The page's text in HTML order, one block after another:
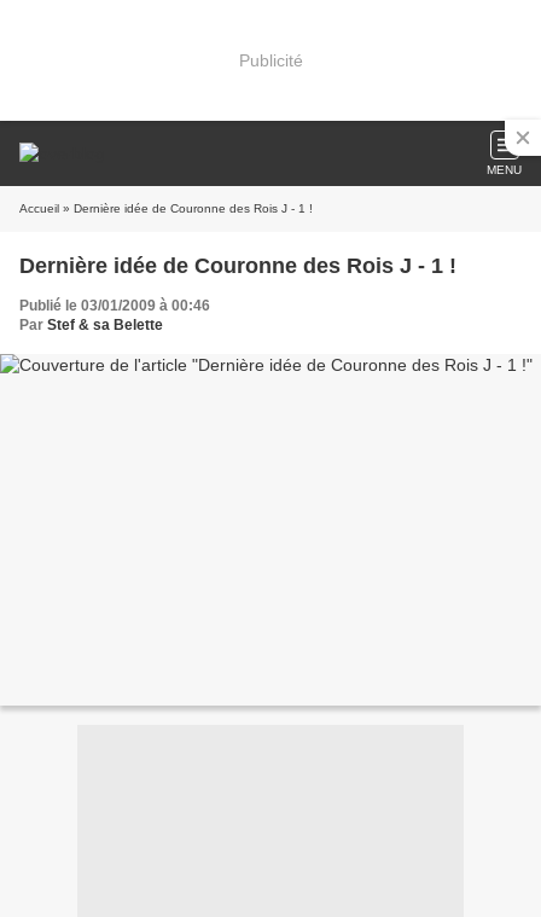
Publicité
MENU
Accueil » Dernière idée de Couronne des Rois J - 1 !
Dernière idée de Couronne des Rois J - 1 !
Publié le 03/01/2009 à 00:46
Par Stef & sa Belette